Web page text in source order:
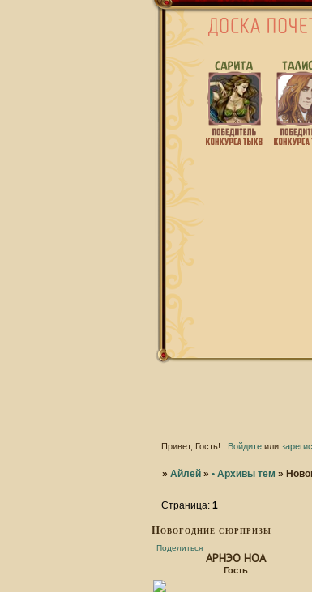
Привет, Гость! Войдитеили
»Айлей »• Архивы тем »
Новогодние сюрпризы
Страница:1
Поделиться
АРНЭО НОА
Гость